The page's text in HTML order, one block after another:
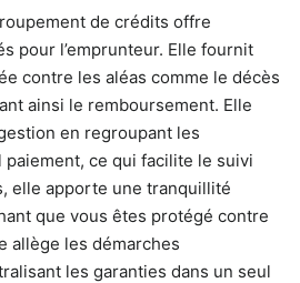
de crédits offre
pour l’emprunteur. Elle fournit
contre les aléas comme le décès
ainsi le remboursement. Elle
en regroupant les
ce qui facilite le suivi
elle apporte une tranquillité
que vous êtes protégé contre
allège les démarches
les garanties dans un seul